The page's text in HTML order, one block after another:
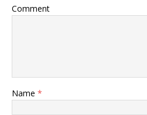
Comment
Name *